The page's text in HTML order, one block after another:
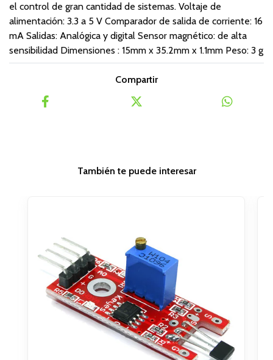
el control de gran cantidad de sistemas. Voltaje de
alimentación: 3.3 a 5 V Comparador de salida de corriente: 16
mA Salidas: Analógica y digital Sensor magnético: de alta
sensibilidad Dimensiones : 15mm x 35.2mm x 1.1mm Peso: 3 g
Compartir
También te puede interesar